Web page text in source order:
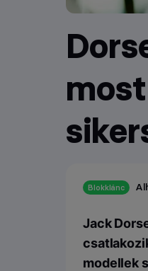
Blokklánc
Jack
modellek